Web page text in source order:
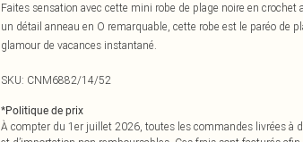
Faites sensation avec cette mini robe de plage noire en
un détail anneau en O remarquable, cette robe est le paréo de
glamour de vacances instantané.
SKU: CNM6882/14/52
*Politique de prix
À compter du 1er juillet 2026, toutes les commandes livrées à